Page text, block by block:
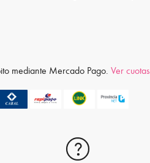
mediante Mercado Pago.Ver cuotas